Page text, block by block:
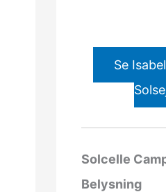
Se
Solcelle
Belysning